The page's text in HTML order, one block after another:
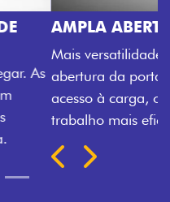
LATERAL
carregamento. A ampla
Ducato facilita o
e tornando o
que você esteja.
HOMOLOGADA